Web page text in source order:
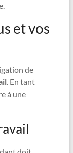
et vos
de
. En tant
à une